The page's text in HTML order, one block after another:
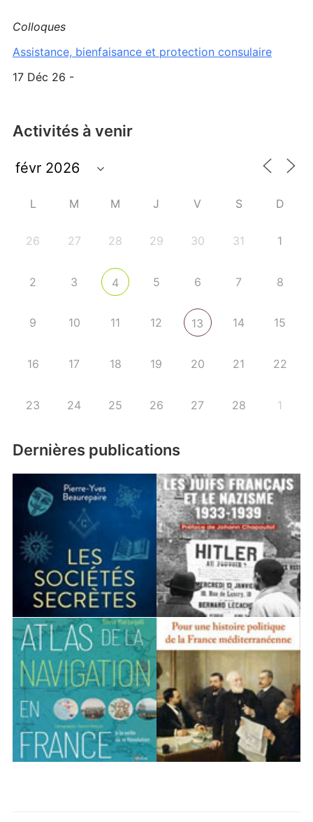
Colloques
Assistance, bienfaisance et protection consulaire
17 Déc 26 -
Activités à venir
L M M J V S D
26 27 28 29 30 31 1
2 3 4 5 6 7 8
9 10 11 12 13 14 15
16 17 18 19 20 21 22
23 24 25 26 27 28 1
Dernières publications